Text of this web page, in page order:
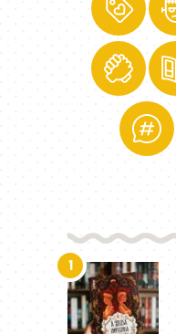
1